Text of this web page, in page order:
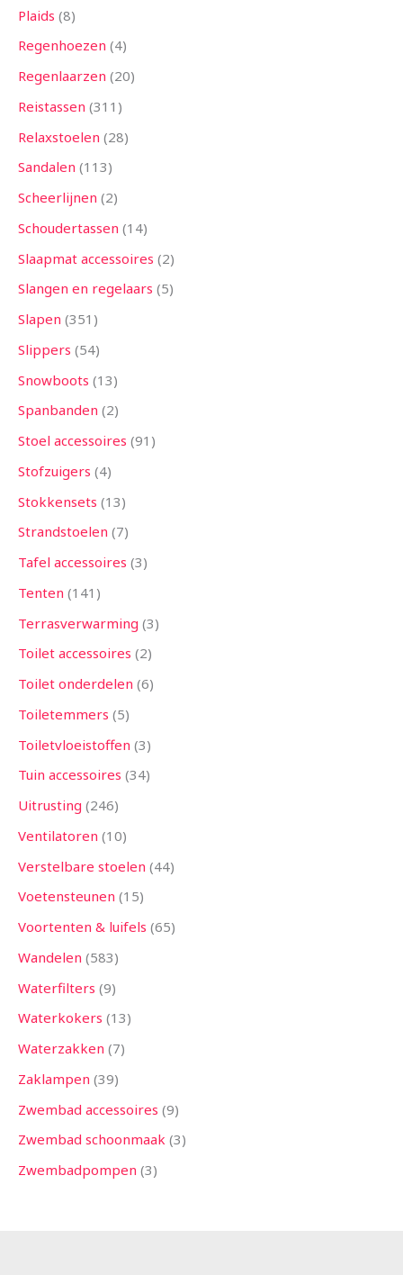
Plaids 8
Regenhoezen 4
Regenlaarzen 20
Reistassen 311
Relaxstoelen 28
Sandalen 113
Scheerlijnen 2
Schoudertassen 14
Slaapmat accessoires 2
Slangen en regelaars 5
Slapen 351
Slippers 54
Snowboots 13
Spanbanden 2
Stoel accessoires 91
Stofzuigers 4
Stokkensets 13
Strandstoelen 7
Tafel accessoires 3
Tenten 141
Terrasverwarming 3
Toilet accessoires 2
Toilet onderdelen 6
Toiletemmers 5
Toiletvloeistoffen 3
Tuin accessoires 34
Uitrusting 246
Ventilatoren 10
Verstelbare stoelen 44
Voetensteunen 15
Voortenten & luifels 65
Wandelen 583
Waterfilters 9
Waterkokers 13
Waterzakken 7
Zaklampen 39
Zwembad accessoires 9
Zwembad schoonmaak 3
Zwembadpompen 3